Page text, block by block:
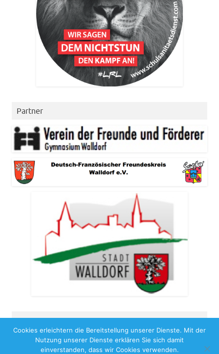
Partner
Copyright 2026
Impressum
Benutzungshinweise Datenschutz
Cookies erleichtern die Bereitstellung unserer Dienste. Mit der
Nutzung unserer Dienste erklären Sie sich damit
einverstanden, dass wir Cookies verwenden.